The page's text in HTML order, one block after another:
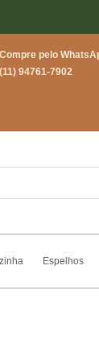
Compre pelo
(11) 94761-7902
Espelhos